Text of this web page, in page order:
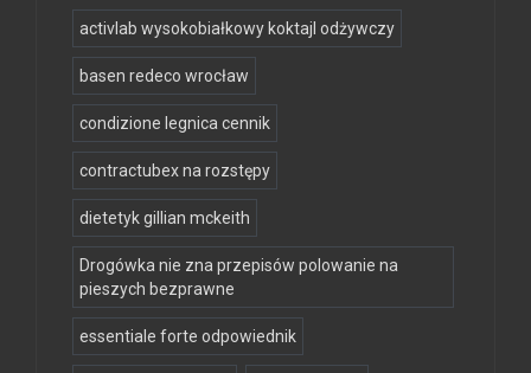
activlab wysokobiałkowy koktajl odżywczy
basen redeco wrocław
condizione legnica cennik
contractubex na rozstępy
dietetyk gillian mckeith
Drogówka nie zna przepisów polowanie na
pieszych bezprawne
essentiale forte odpowiednik